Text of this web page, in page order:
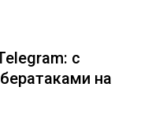
с
на